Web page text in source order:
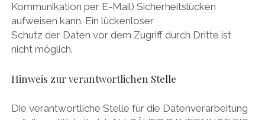
Kommunikation per E-Mail) Sicherheitslücken
aufweisen kann. Ein lückenloser
Schutz der Daten vor dem Zugriff durch Dritte ist
nicht möglich.
Hinweis zur verantwortlichen Stelle
Die verantwortliche Stelle für die Datenverarbeitung